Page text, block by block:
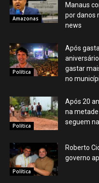
Amazonas
Manaus
por danos
news
Política
Após
gastar
no
Política
Após 20
na
seguem
Política
Roberto
governo